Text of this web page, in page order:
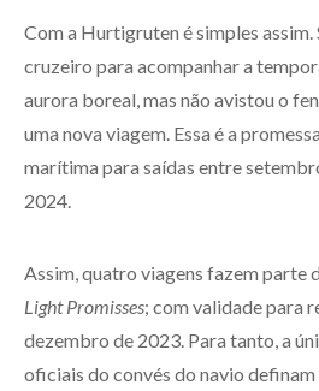
Com a Hurtigruten é simples assim.
cruzeiro para acompanhar a
aurora boreal, mas não avistou o
uma nova viagem. Essa é a
marítima para saídas entre
2024.
Assim, quatro viagens fazem parte
Light Promisses; com validade para
dezembro de 2023. Para tanto, a
oficiais do convés do navio